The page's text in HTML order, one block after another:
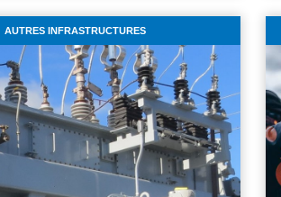
AUTRES INFRASTRUCTURES